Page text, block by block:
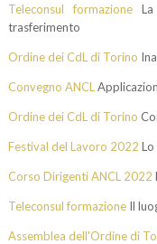
Teleconsul formazione
trasferimento
Ordine dei CdL di Torino
Convegno ANCL
Ordine dei CdL di Torino
Festival del Lavoro 2022
Corso Dirigenti ANCL 2022
Teleconsul formazioneIl
Assemblea dell'Ordine di